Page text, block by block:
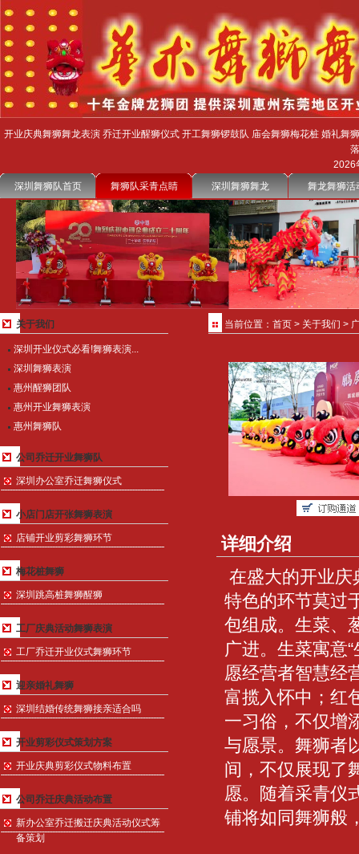
开业庆典舞狮舞龙表演 乔迁开业醒狮仪式 开工舞狮锣鼓队 庙会舞狮梅花桩 婚礼
2026
深圳舞狮队首页
舞狮队采青点睛 深圳舞狮舞龙 舞龙舞狮活
关于我们
深圳开业仪式必看!舞狮表演...
深圳舞狮表演
惠州醒狮团队
惠州开业舞狮表演
惠州舞狮队
公司乔迁开业舞狮队
深圳办公室乔迁舞狮仪式
小店门店开张舞狮表演
店铺开业剪彩舞狮环节
梅花桩舞狮
深圳跳高桩舞狮醒狮
工厂庆典活动舞狮表演
工厂乔迁开业仪式舞狮环节
迎亲婚礼舞狮
深圳结婚传统舞狮接亲适合吗
开业剪彩仪式策划方案
开业庆典剪彩仪式物料布置
公司乔迁庆典活动布置
新办公室乔迁搬迁庆典活动仪式筹
备策划
当前位置： 首页 > 关于我们 >
详细介绍
在盛大的开业庆
特色的环节莫过
包组成。生菜、
广进。生菜寓意
愿经营者智慧经
富揽入怀中；红
一习俗，不仅增
与愿景。舞狮者
间，不仅展现了
愿。随着采青仪
铺将如同舞狮般